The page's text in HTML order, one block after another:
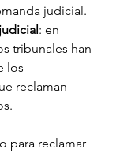
judicial.
: en
tribunales han
los
reclaman
para reclamar